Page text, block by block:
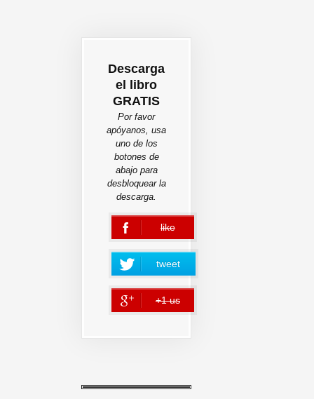
Descarga
el libro
GRATIS
Por favor
apóyanos, usa
uno de los
botones de
abajo para
desbloquear la
descarga.
like
error
tweet
+1 us
error